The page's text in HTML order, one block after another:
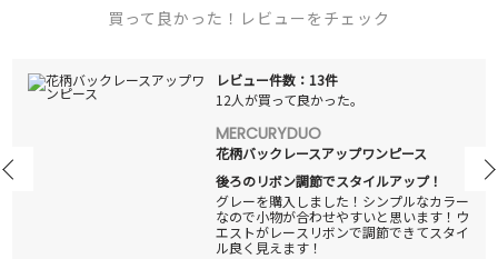
買って良かった！レビューをチェック
レビュー件数：13件
12人が買って良かった。
MERCURYDUO
花柄バックレースアップワンピース
後ろのリボン調節でスタイルアップ！
グレーを購入しました！シンプルなカラー
なので小物が合わせやすいと思います！ウ
エストがレースリボンで調節できてスタイ
ル良く見えます！